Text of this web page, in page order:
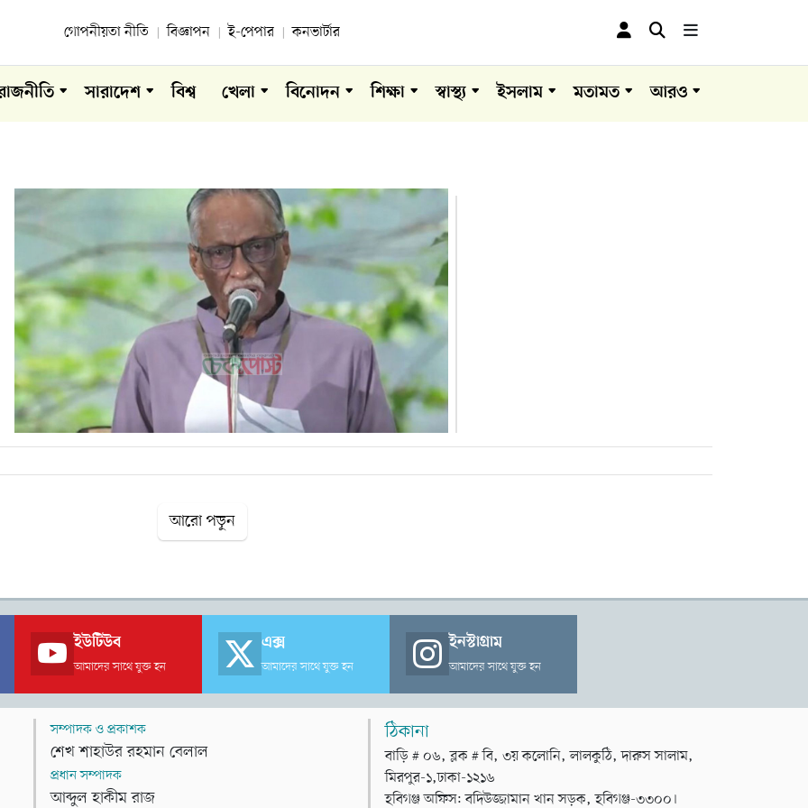
গোপনীয়তা নীতি বিজ্ঞাপন ই-পেপার কনভার্টার
সারাদেশ বিশ্ব খেলা বিনোদন শিক্ষা স্বাস্থ্য ইসলাম মতামত আরও
আরো পড়ুন
ইউটিউব
আমাদের সাথে যুক্ত হন
এক্স
আমাদের সাথে যুক্ত হন
ইনস্টাগ্রাম
আমাদের সাথে যুক্ত হন
সম্পাদক ও প্রকাশক
শেখ শাহাউর রহমান বেলাল
প্রধান সম্পাদক
আব্দুল হাকীম রাজ
ঠিকানা
বাড়ি # ০৬, ব্লক # বি, ৩য় কলোনি, লালকুঠি, দারুস সালাম,
মিরপুর-১,ঢাকা-১২১৬
হবিগঞ্জ অফিস: বদিউজ্জামান খান সড়ক, হবিগঞ্জ-৩৩০০।